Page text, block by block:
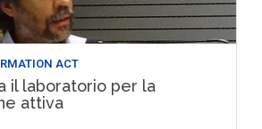
ACT
il laboratorio per la
attiva